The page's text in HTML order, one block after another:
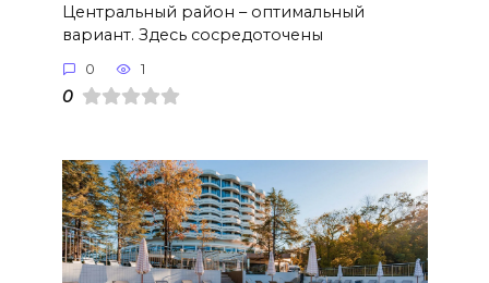
Центральный район – оптимальный
вариант. Здесь сосредоточены
0 1
0